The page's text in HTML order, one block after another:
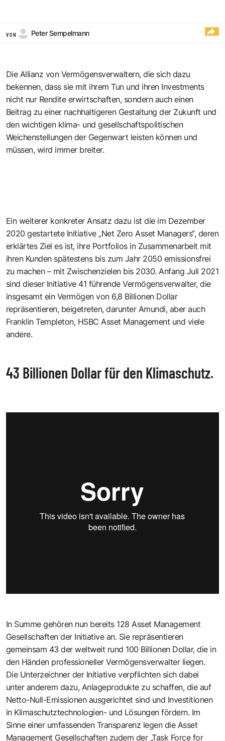
VON Peter Sempelmann
Die Allianz von Vermögensverwaltern, die sich dazu
bekennen, dass sie mit ihrem Tun und ihren Investments
nicht nur Rendite erwirtschaften, sondern auch einen
Beitrag zu einer nachhaltigeren Gestaltung der Zukunft und
den wichtigen klima- und gesellschaftspolitischen
Weichenstellungen der Gegenwart leisten können und
müssen, wird immer breiter.
Ein weiterer konkreter Ansatz dazu ist die im Dezember
2020 gestartete Initiative „Net Zero Asset Managers“, deren
erklärtes Ziel es ist, ihre Portfolios in Zusammenarbeit mit
ihren Kunden spätestens bis zum Jahr 2050 emissionsfrei
zu machen – mit Zwischenzielen bis 2030. Anfang Juli 2021
sind dieser Initiative 41 führende Vermögensverwalter, die
insgesamt ein Vermögen von 6,8 Billionen Dollar
repräsentieren, beigetreten, darunter Amundi, aber auch
Franklin Templeton, HSBC Asset Management und viele
andere.
43 Billionen Dollar für den Klimaschutz.
In Summe gehören nun bereits 128 Asset Management
Gesellschaften der Initiative an. Sie repräsentieren
gemeinsam 43 der weltweit rund 100 Billionen Dollar, die in
den Händen professioneller Vermögensverwalter liegen.
Die Unterzeichner der Initiative verpflichten sich dabei
unter anderem dazu, Anlageprodukte zu schaffen, die auf
Netto-Null-Emissionen ausgerichtet sind und Investitionen
in Klimaschutztechnologien- und Lösungen fördern. Im
Sinne einer umfassenden Transparenz legen die Asset
Management Gesellschaften zudem der „Task Force for